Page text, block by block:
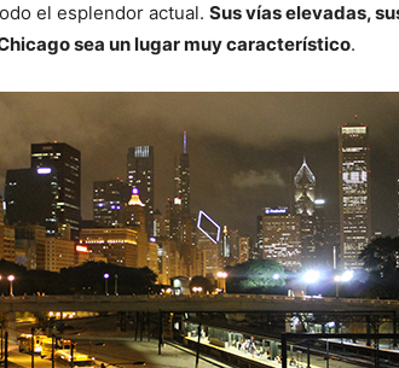
el esplendor actual. Sus vías elevadas,
sea un lugar muy característico.